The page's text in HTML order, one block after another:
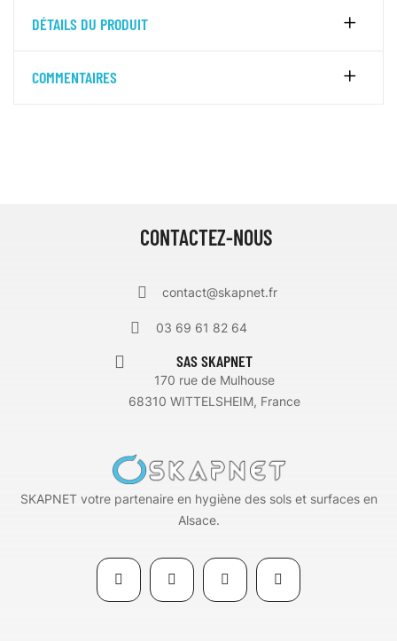
DÉTAILS DU PRODUIT
COMMENTAIRES
CONTACTEZ-NOUS
contact@skapnet.fr
03 69 61 82 64
SAS SKAPNET
170 rue de Mulhouse
68310 WITTELSHEIM, France
SKAPNET votre partenaire en hygiène des sols et surfaces en
Alsace.